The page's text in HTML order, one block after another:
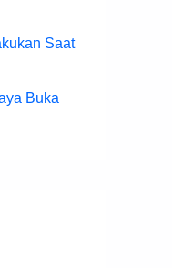
Saat
Buka